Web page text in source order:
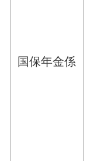
国保年金係